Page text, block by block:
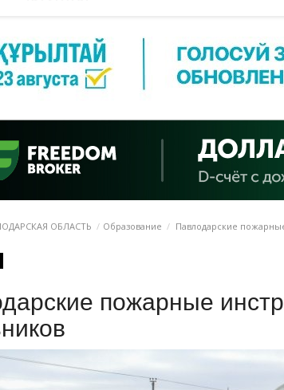
ОБЛАСТЬ Образование Павлодарские
пожарные